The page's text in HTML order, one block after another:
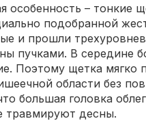
особенность – тонкие
подобранной
и прошли
пучками. В середине
Поэтому щетка мягко
области без
большая головка
травмируют десны.